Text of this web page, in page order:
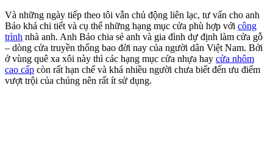
Và những ngày tiếp theo tôi vẫn chủ động liên lạc, tư vấn cho anh
Bảo khá chi tiết và cụ thể những hạng mục cửa phù hợp với công
trình nhà anh. Anh Bảo chia sẻ anh và gia đình dự định làm cửa gỗ
– dòng cửa truyền thống bao đời nay của người dân Việt Nam. Bởi
ở vùng quê xa xôi này thì các hạng mục cửa nhựa hay cửa nhôm
cao cấp còn rất hạn chế và khá nhiều người chưa biết đến ưu điểm
vượt trội của chúng nên rất ít sử dụng.